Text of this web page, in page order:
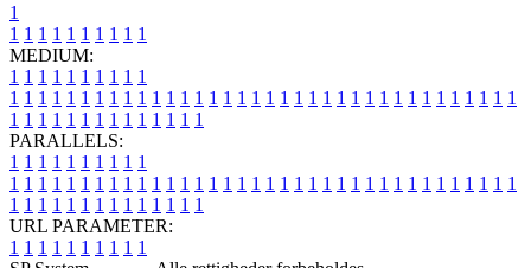
1
1 1 1 1 1 1 1 1 1 1
MEDIUM:
1 1 1 1 1 1 1 1 1 1
1 1 1 1 1 1 1 1 1 1 1 1 1 1 1 1 1 1 1 1 1 1 1 1 1 1 1 1 1 1 1 1 1 1 1 1
1 1 1 1 1 1 1 1 1 1 1 1 1 1
PARALLELS:
1 1 1 1 1 1 1 1 1 1
1 1 1 1 1 1 1 1 1 1 1 1 1 1 1 1 1 1 1 1 1 1 1 1 1 1 1 1 1 1 1 1 1 1 1 1
1 1 1 1 1 1 1 1 1 1 1 1 1 1
URL PARAMETER:
1 1 1 1 1 1 1 1 1 1